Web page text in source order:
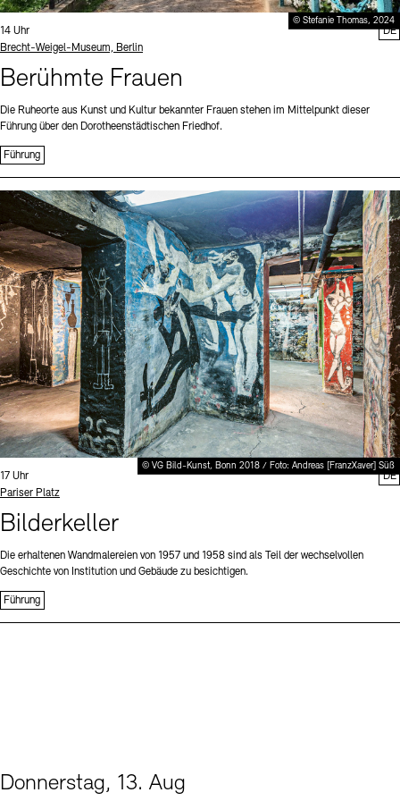
© Stefanie Thomas, 2024
Uhrzeit:
14 Uhr
Standort
Brecht-Weigel-Museum, Berlin
Berühmte Frauen
Die Ruheorte aus Kunst und Kultur bekannter Frauen stehen im Mittelpunkt dieser
Führung über den Dorotheenstädtischen Friedhof.
Führung
DE
© VG Bild-Kunst, Bonn 2018 / Foto: Andreas [FranzXaver] Süß
Uhrzeit:
17 Uhr
Standort
Pariser Platz
Bilderkeller
Die erhaltenen Wandmalereien von 1957 und 1958 sind als Teil der wechselvollen
Geschichte von Institution und Gebäude zu besichtigen.
Führung
DE
Donnerstag, 13. Aug